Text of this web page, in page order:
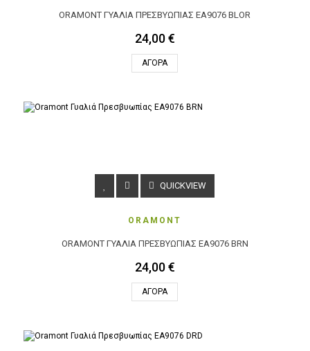
ORAMONT ΓΥΑΛΙΆ ΠΡΕΣΒΥΩΠΊΑΣ EA9076 BLOR
24,00 €
ΑΓΟΡΆ
QUICKVIEW
ORAMONT
ORAMONT ΓΥΑΛΙΆ ΠΡΕΣΒΥΩΠΊΑΣ EA9076 BRN
24,00 €
ΑΓΟΡΆ